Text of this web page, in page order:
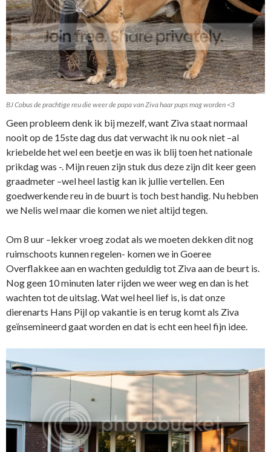
BJ Cobus de prachtige reu die weer de papa van Ziva haar pups mag worden <3
Geen probleem denk ik bij mezelf, want Ziva staat normaal
nooit op de 15ste dag dus dat verwacht ik nu ook niet –al
kriebelde het wel een beetje en was ik blij toen het nationale
prikdag was -. Mijn reuen zijn stuk dus deze zijn dit keer geen
graadmeter –wel heel lastig kan ik jullie vertellen. Een
goedwerkende reu in de buurt is toch best handig. Nu hebben
we Nelis wel maar die komen we niet altijd tegen.
Om 8 uur –lekker vroeg zodat als we moeten dekken dit nog
ruimschoots kunnen regelen- komen we in Goeree
Overflakkee aan en wachten geduldig tot Ziva aan de beurt is.
Nog geen 10 minuten later rijden we weer weg en dan is het
wachten tot de uitslag. Wat wel heel lief is, is dat onze
dierenarts Hans Pijl op vakantie is en terug komt als Ziva
geïnsemineerd gaat worden en dat is echt een heel fijn idee.